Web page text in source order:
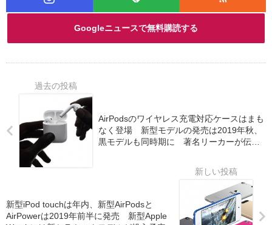
Googleニュースで無料購読する
AirPodsのワイヤレス充電対応ケースはまも
なく登場 新型モデルの発売は2019年秋、
黒モデルも同時期に 著名リーカーが伝え
新型iPod touchは年内、新型AirPodsと
AirPowerは2019年前半に発売 新型Apple